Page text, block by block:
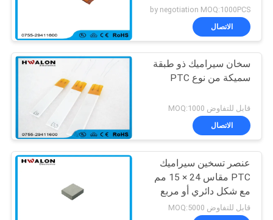
السخان
by negotiation MOQ:1000PCS
الاتصال
سخان سيراميك ذو طبقة
سميكة من نوع PTC
قابل للتفاوض MOQ:1000
الاتصال
عنصر تسخين سيراميك
PTC مقاس 24 × 15 مم
مع شكل دائري أو مربع
لصانع القهوة
قابل للتفاوض MOQ:5000